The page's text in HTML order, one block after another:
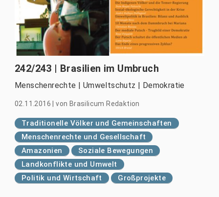
242/243 | Brasilien im Umbruch
Menschenrechte | Umweltschutz | Demokratie
02.11.2016 |von Brasilicum Redaktion
Traditionelle Völker und Gemeinschaften
Menschenrechte und Gesellschaft
Amazonien
Soziale Bewegungen
Landkonflikte und Umwelt
Politik und Wirtschaft
Großprojekte